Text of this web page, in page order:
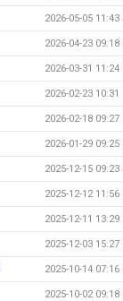
2026-05-05 11:43
2026-04-23 09:18
2026-03-31 11:24
2026-02-23 10:31
2026-02-18 09:27
2026-01-29 09:25
2025-12-15 09:23
2025-12-12 11:56
2025-12-11 13:29
2025-12-03 15:27
2025-10-14 07:16
2025-10-02 09:18